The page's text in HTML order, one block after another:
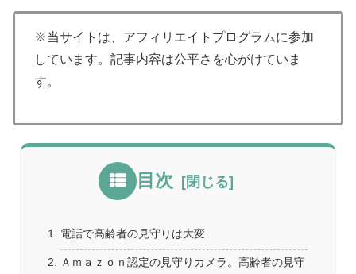
※当サイトは、アフィリエイトプログラムに参加
しています。記事内容は公平さを心がけていま
す。
目次
電話で高齢者の見守りは大変
Ａｍａｚｏｎ認定の見守りカメラ。高齢者の見守